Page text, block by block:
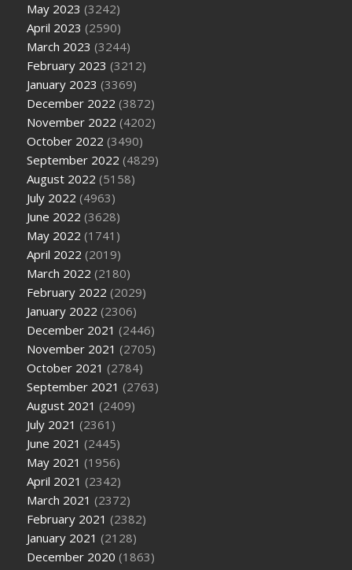
May 2023 (3242)
April 2023 (2590)
March 2023 (3244)
February 2023 (3212)
January 2023 (3369)
December 2022 (3872)
November 2022 (4202)
October 2022 (3490)
September 2022 (4829)
August 2022 (5158)
July 2022 (4963)
June 2022 (3628)
May 2022 (1741)
April 2022 (2019)
March 2022 (2180)
February 2022 (2029)
January 2022 (2306)
December 2021 (2446)
November 2021 (2705)
October 2021 (2784)
September 2021 (2763)
August 2021 (2409)
July 2021 (2361)
June 2021 (2445)
May 2021 (1956)
April 2021 (2342)
March 2021 (2372)
February 2021 (2382)
January 2021 (2128)
December 2020 (1863)